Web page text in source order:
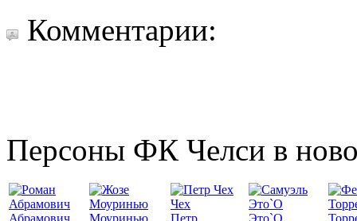
Комментарии:
Персоны ФК Челси в
Абрамович
Моуринью
Чех
Петр
Это`О